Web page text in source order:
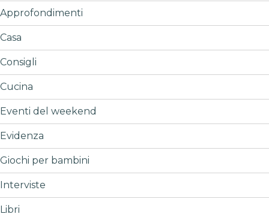
Approfondimenti
Casa
Consigli
Cucina
Eventi del weekend
Evidenza
Giochi per bambini
Interviste
Libri